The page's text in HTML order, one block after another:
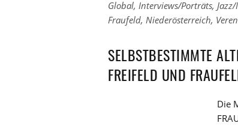
Links
zu
Kategorien
Global, Interviews/Porträts,
Links
den
Tags
Fraufeld, Niederösterreich,
SELBSTBESTIMMTE
FREIFELD UND
Die